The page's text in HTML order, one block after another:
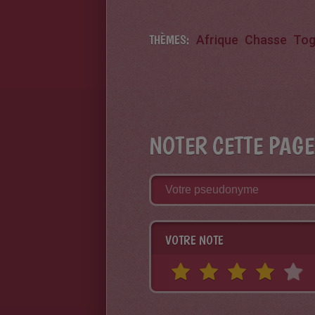
THÈMES: Afrique Chasse
NOTER CETTE PAGE
VOTRE NOTE